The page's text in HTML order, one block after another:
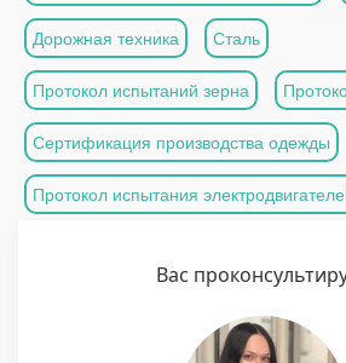
Дорожная техника Сталь
Протокол испытаний зерна
Сертификация производства одежды
Протокол испытания
Вас